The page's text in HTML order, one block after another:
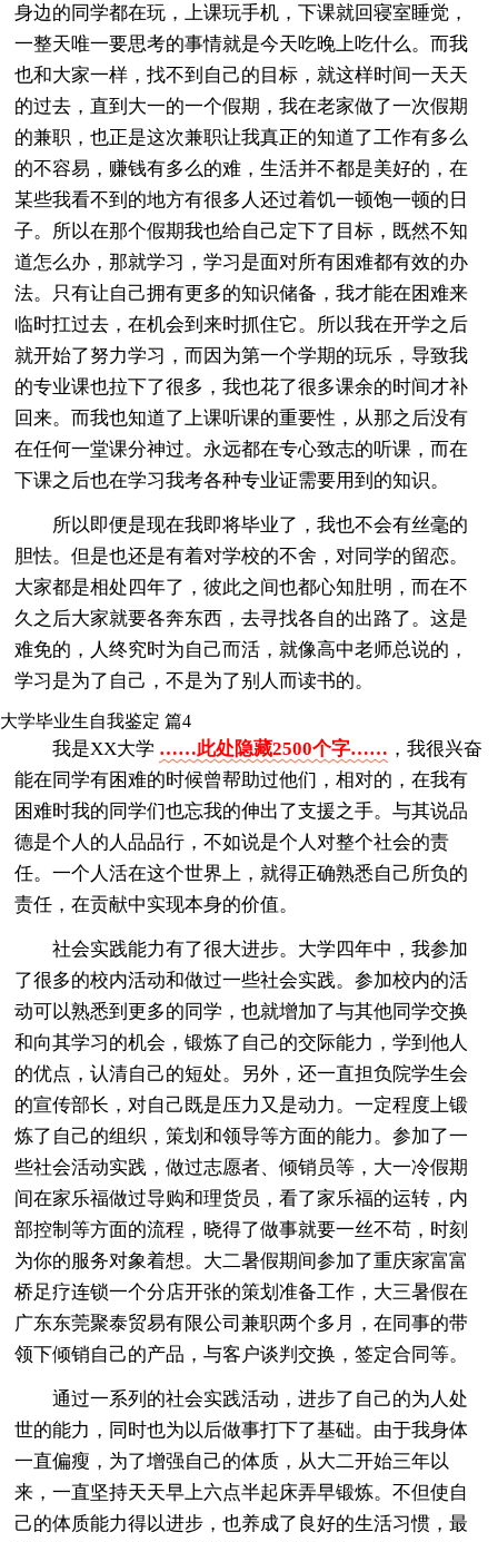
身边的同学都在玩，上课玩手机，下课就回寝室睡觉，
一整天唯一要思考的事情就是今天吃晚上吃什么。而我
也和大家一样，找不到自己的目标，就这样时间一天天
的过去，直到大一的一个假期，我在老家做了一次假期
的兼职，也正是这次兼职让我真正的知道了工作有多么
的不容易，赚钱有多么的难，生活并不都是美好的，在
某些我看不到的地方有很多人还过着饥一顿饱一顿的日
子。所以在那个假期我也给自己定下了目标，既然不知
道怎么办，那就学习，学习是面对所有困难都有效的办
法。只有让自己拥有更多的知识储备，我才能在困难来
临时扛过去，在机会到来时抓住它。所以我在开学之后
就开始了努力学习，而因为第一个学期的玩乐，导致我
的专业课也拉下了很多，我也花了很多课余的时间才补
回来。而我也知道了上课听课的重要性，从那之后没有
在任何一堂课分神过。永远都在专心致志的听课，而在
下课之后也在学习我考各种专业证需要用到的知识。
所以即便是现在我即将毕业了，我也不会有丝毫的
胆怯。但是也还是有着对学校的不舍，对同学的留恋。
大家都是相处四年了，彼此之间也都心知肚明，而在不
久之后大家就要各奔东西，去寻找各自的出路了。这是
难免的，人终究时为自己而活，就像高中老师总说的，
学习是为了自己，不是为了别人而读书的。
大学毕业生自我鉴定 篇4
我是XX大学 ……此处隐藏2500个字…… ，我很兴奋
能在同学有困难的时候曾帮助过他们，相对的，在我有
困难时我的同学们也忘我的伸出了支援之手。与其说品
德是个人的人品品行，不如说是个人对整个社会的责
任。一个人活在这个世界上，就得正确熟悉自己所负的
责任，在贡献中实现本身的价值。
社会实践能力有了很大进步。大学四年中，我参加
了很多的校内活动和做过一些社会实践。参加校内的活
动可以熟悉到更多的同学，也就增加了与其他同学交换
和向其学习的机会，锻炼了自己的交际能力，学到他人
的优点，认清自己的短处。另外，还一直担负院学生会
的宣传部长，对自己既是压力又是动力。一定程度上锻
炼了自己的组织，策划和领导等方面的能力。参加了一
些社会活动实践，做过志愿者、倾销员等，大一冷假期
间在家乐福做过导购和理货员，看了家乐福的运转，内
部控制等方面的流程，晓得了做事就要一丝不苟，时刻
为你的服务对象着想。大二暑假期间参加了重庆家富富
桥足疗连锁一个分店开张的策划准备工作，大三暑假在
广东东莞聚泰贸易有限公司兼职两个多月，在同事的带
领下倾销自己的产品，与客户谈判交换，签定合同等。
通过一系列的社会实践活动，进步了自己的为人处
世的能力，同时也为以后做事打下了基础。由于我身体
一直偏瘦，为了增强自己的体质，从大二开始三年以
来，一直坚持天天早上六点半起床弄早锻炼。不但使自
己的体质能力得以进步，也养成了良好的生活习惯，最